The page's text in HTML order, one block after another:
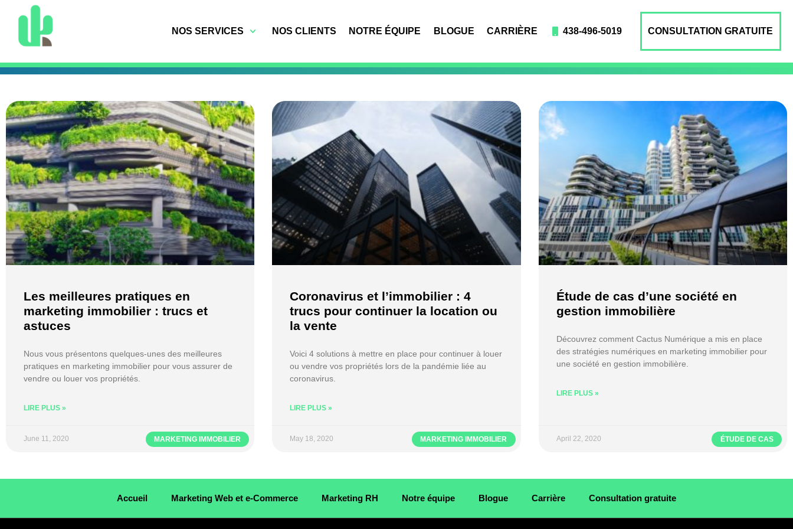
NOS SERVICES NOS CLIENTS NOTRE ÉQUIPE BLOGUE CARRIÈRE 438-496-5019 CONSULTATION GRATUITE
MARKETING IMMOBILIER
Les meilleures pratiques en
marketing immobilier : trucs et
astuces
Nous vous présentons quelques-unes des meilleures
pratiques en marketing immobilier pour vous assurer de
vendre ou louer vos propriétés.
LIRE PLUS »
June 11, 2020 MARKETING IMMOBILIER
Coronavirus et l’immobilier : 4
trucs pour continuer la location ou
la vente
Voici 4 solutions à mettre en place pour continuer à louer
ou vendre vos propriétés lors de la pandémie liée au
coronavirus.
LIRE PLUS »
May 18, 2020 ÉTUDE DE CAS
Étude de cas d’une société en
gestion immobilière
Découvrez comment Cactus Numérique a mis en place
des stratégies numériques en marketing immobilier pour
une société en gestion immobilière.
LIRE PLUS »
April 22, 2020
Accueil Marketing Web et e-Commerce Marketing RH Notre équipe Blogue Carrière Consultation gratuite